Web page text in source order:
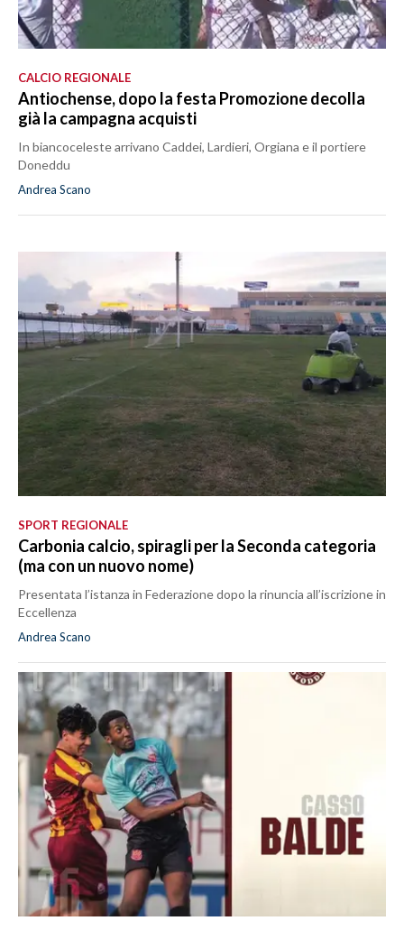
CALCIO REGIONALE
Antiochense, dopo la festa Promozione decolla
già la campagna acquisti
In biancoceleste arrivano Caddei, Lardieri, Orgiana e il portiere
Doneddu
Andrea Scano
SPORT REGIONALE
Carbonia calcio, spiragli per la Seconda categoria
(ma con un nuovo nome)
Presentata l’istanza in Federazione dopo la rinuncia all’iscrizione in
Eccellenza
Andrea Scano